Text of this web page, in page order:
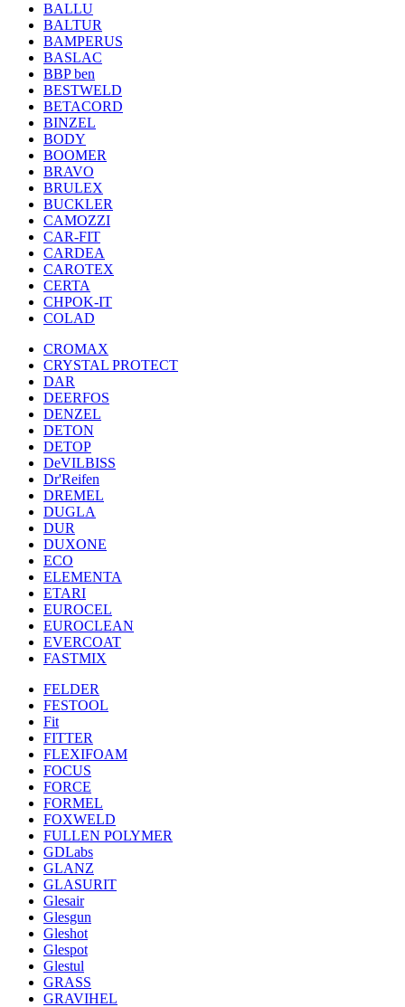
BALLU
BALTUR
BAMPERUS
BASLAC
BBP ben
BESTWELD
BETACORD
BINZEL
BODY
BOOMER
BRAVO
BRULEX
BUCKLER
CAMOZZI
CAR-FIT
CARDEA
CAROTEX
CERTA
CHPOK-IT
COLAD
CROMAX
CRYSTAL PROTECT
DAR
DEERFOS
DENZEL
DETON
DETOP
DeVILBISS
Dr'Reifen
DREMEL
DUGLA
DUR
DUXONE
ECO
ELEMENTA
ETARI
EUROCEL
EUROCLEAN
EVERCOAT
FASTMIX
FELDER
FESTOOL
Fit
FITTER
FLEXIFOAM
FOCUS
FORCE
FORMEL
FOXWELD
FULLEN POLYMER
GDLabs
GLANZ
GLASURIT
Glesair
Glesgun
Gleshot
Glespot
Glestul
GRASS
GRAVIHEL